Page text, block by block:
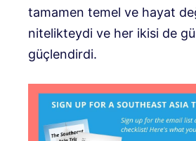
tamamen temel ve hayat
nitelikteydi ve her ikisi de
güçlendirdi.